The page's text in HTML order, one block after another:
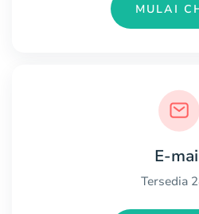
MULAI
E-
Tersedia